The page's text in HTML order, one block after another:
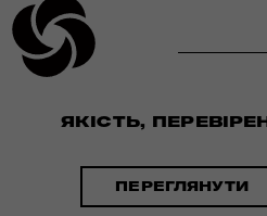
ЯКІСТЬ,
ПЕРЕГЛЯНУТИ